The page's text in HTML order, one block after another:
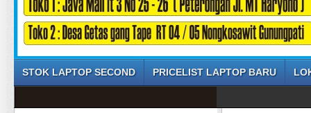
STOK LAPTOP SECOND PRICELIST LAPTOP BARU